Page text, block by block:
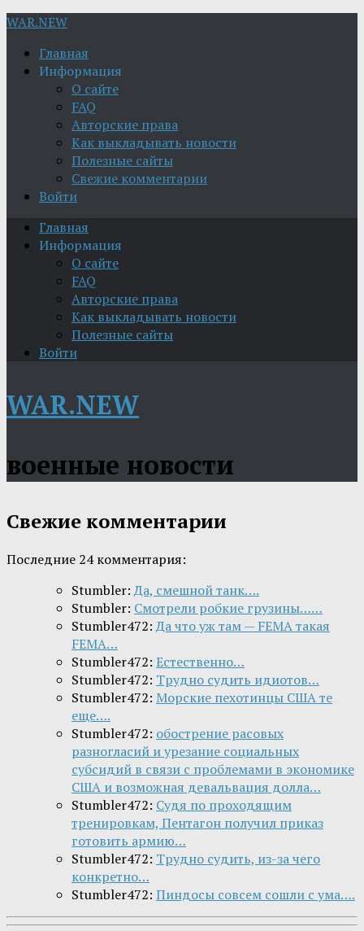
WAR.NEW
Главная
Информация
О сайте
FAQ
Авторские права
Как выкладывать новости
Полезные сайты
Свежие комментарии
Войти
Главная
Информация
О сайте
FAQ
Авторские права
Как выкладывать новости
Полезные сайты
Войти
WAR.NEW
военные новости
Свежие комментарии
Последние 24 комментария:
Stumbler:Да, смешной танк….
Stumbler: Смотрели робкие грузины……
Stumbler472:Да что уж там — FEMA такая
FEMA…
Stumbler472: Естественно…
Stumbler472: Трудно судить идиотов…
Stumbler472: Морские пехотинцы США те
еще….
Stumbler472: обострение расовых
разногласий и урезание социальных
субсидий в связи с проблемами в экономике
США и возможная девальвация долла…
Stumbler472: Судя по проходящим
тренировкам, Пентагон получил приказ
готовить армию…
Stumbler472: Трудно судить, из-за чего
конкретно…
Stumbler472: Пиндосы совсем сошли с ума….